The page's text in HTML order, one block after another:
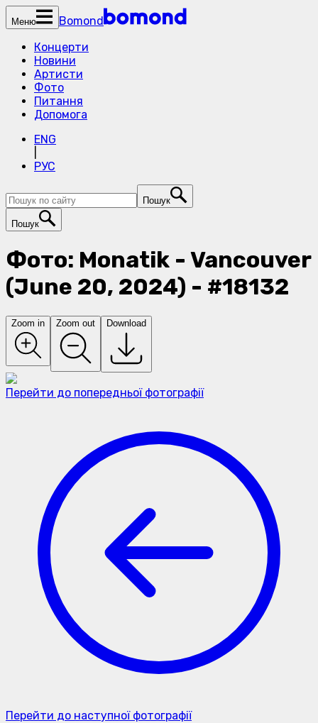
Меню
Bomond
Концерти
Новини
Артисти
Фото
Питання
Допомога
ENG
РУС
Пошук
Пошук
Фото: Monatik - Vancouver
(June 20, 2024) - #18132
Zoom in Zoom out Download
Перейти до попередньої фотографії
Перейти до наступної фотографії